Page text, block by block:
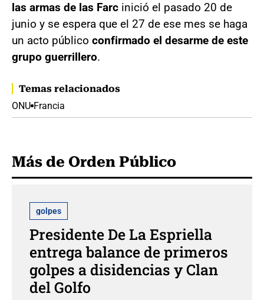
las armas de las Farc inició el pasado 20 de
junio y se espera que el 27 de ese mes se haga
un acto público confirmado el desarme de este
grupo guerrillero.
Temas relacionados
ONU Francia
Más de Orden Público
golpes
Presidente De La Espriella
entrega balance de primeros
golpes a disidencias y Clan
del Golfo